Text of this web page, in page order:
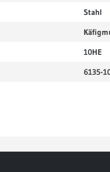
Stahl
10HE
6135-